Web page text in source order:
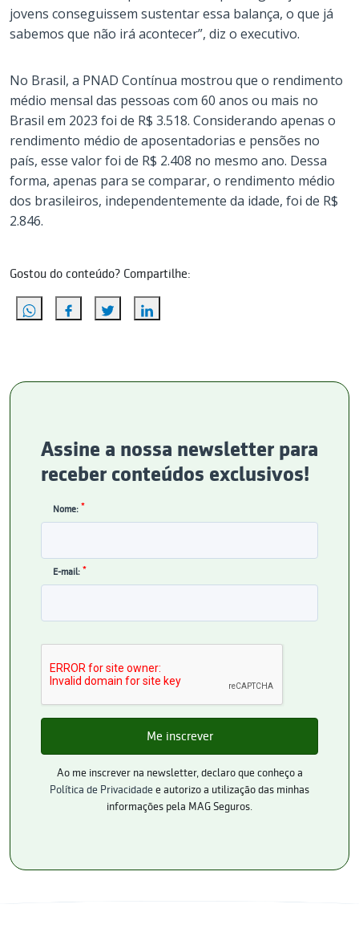
jovens conseguissem sustentar essa balança, o que já
sabemos que não irá acontecer”, diz o executivo.
No Brasil, a PNAD Contínua mostrou que o rendimento
médio mensal das pessoas com 60 anos ou mais no
Brasil em 2023 foi de R$ 3.518. Considerando apenas o
rendimento médio de aposentadorias e pensões no
país, esse valor foi de R$ 2.408 no mesmo ano. Dessa
forma, apenas para se comparar, o rendimento médio
dos brasileiros, independentemente da idade, foi de R$
2.846.
Gostou do conteúdo? Compartilhe:
Assine a nossa newsletter para
receber conteúdos exclusivos!
Nome: *
E-mail: *
Ao me inscrever na newsletter, declaro que conheço a
Política de Privacidade e autorizo a utilização das minhas
informações pela MAG Seguros.